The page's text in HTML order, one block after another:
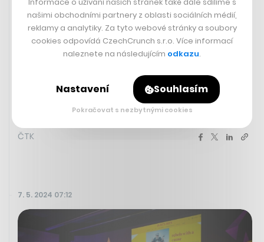
inaugurován ruským prezidentem
Ruský prezident Vladimir Putin dnes při okázalé
inauguraci v Kremlu zahájí svůj pátý mandát v čele
roce 2022 zahájil invazi na Ukrajinu a v podstatě zničil
jakoukoliv politickou opozici.
Zobrazit více
ČTK
7. 5. 2024 07:12
našimi obchodními partnery z oblasti sociálních médií,
reklamy a analytiky. Za tyto webové stránky a soubory
cookies odpovídá CzechCrunch s.r.o. Více informací
naleznete na následujícím odkazu.
Nastavení Souhlasím
Pokračovat s nezbytnými cookies